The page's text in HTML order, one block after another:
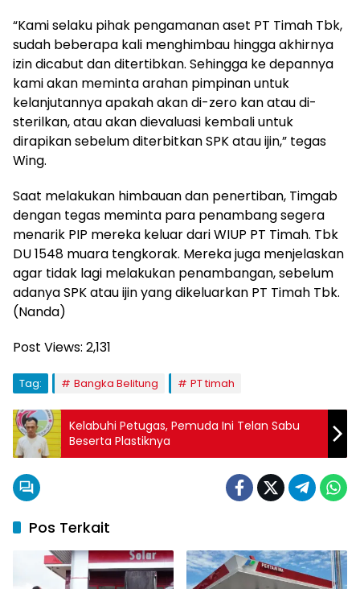
“Kami selaku pihak pengamanan aset PT Timah Tbk,
sudah beberapa kali menghimbau hingga akhirnya
izin dicabut dan ditertibkan. Sehingga ke depannya
kami akan meminta arahan pimpinan untuk
kelanjutannya apakah akan di-zero kan atau di-
sterilkan, atau akan dievaluasi kembali untuk
dirapikan sebelum diterbitkan SPK atau ijin,” tegas
Wing.
Saat melakukan himbauan dan penertiban, Timgab
dengan tegas meminta para penambang segera
menarik PIP mereka keluar dari WIUP PT Timah. Tbk
DU 1548 muara tengkorak. Mereka juga menjelaskan
agar tidak lagi melakukan penambangan, sebelum
adanya SPK atau ijin yang dikeluarkan PT Timah Tbk.
(Nanda)
Post Views: 2,131
Tag: Bangka Belitung PT timah
Kelabuhi Petugas, Pemuda Ini Telan Sabu
Beserta Plastiknya
Pos Terkait